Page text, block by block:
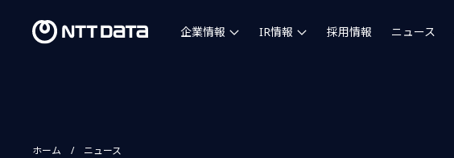
企業情報 IR情報 採用情報 ニュース
ホーム ニュース